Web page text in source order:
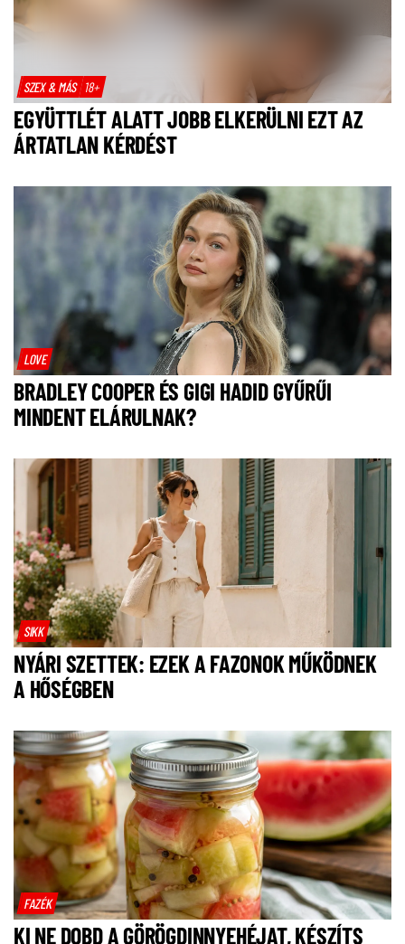
SZEX & MÁS 18+
EGYÜTTLÉT ALATT JOBB ELKERÜLNI EZT AZ
ÁRTATLAN KÉRDÉST
LOVE
BRADLEY COOPER ÉS GIGI HADID GYŰRŰI
MINDENT ELÁRULNAK?
SIKK
NYÁRI SZETTEK: EZEK A FAZONOK MŰKÖDNEK
A HŐSÉGBEN
FAZÉK
KI NE DOBD A GÖRÖGDINNYEHÉJAT, KÉSZÍTS